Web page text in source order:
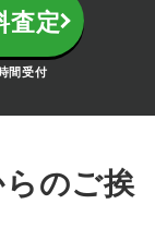
査定
間受付
のご挨